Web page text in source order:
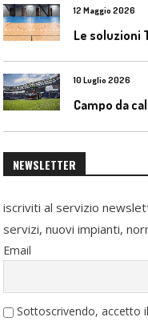
12 Maggio 2026
Le soluzioni
10 Luglio 2026
NEWSLETTER
iscriviti al servizio
servizi, nuovi impianti,
Email
Sottoscrivendo, accetto